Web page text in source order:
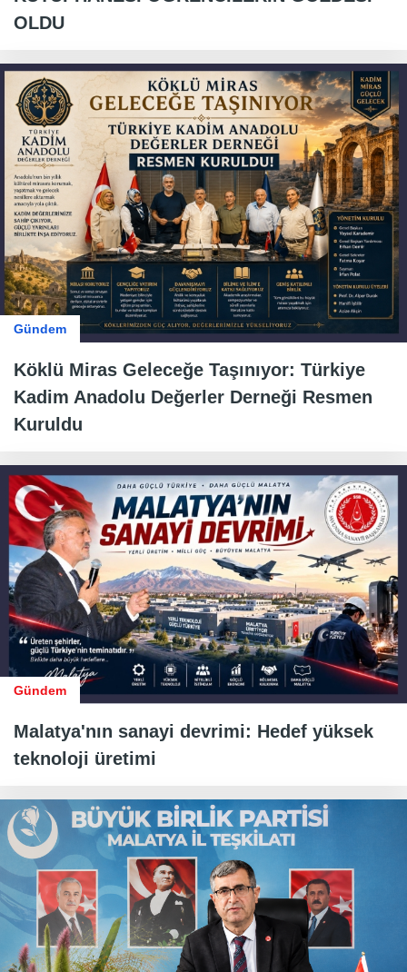
OLDU
Gündem
Köklü Miras Geleceğe Taşınıyor: Türkiye
Kadim Anadolu Değerler Derneği Resmen
Kuruldu
Gündem
Malatya'nın sanayi devrimi: Hedef yüksek
teknoloji üretimi